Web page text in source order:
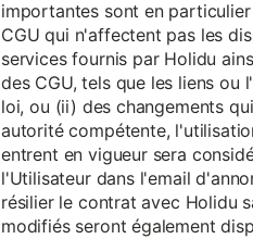
importantes sont en
CGU qui n'affectent pas les
services fournis par Holidu
des CGU, tels que les liens
loi, ou (ii) des changements
autorité compétente,
entrent en vigueur sera
l'Utilisateur dans l'email
résilier le contrat avec Holidu
modifiés seront également